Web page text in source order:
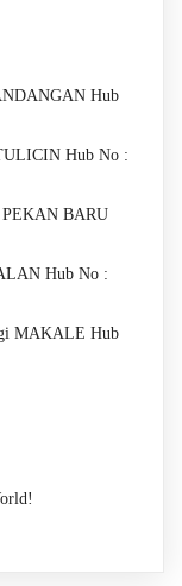
Hub
Hub No :
PEKAN BARU
Hub No :
MAKALE Hub